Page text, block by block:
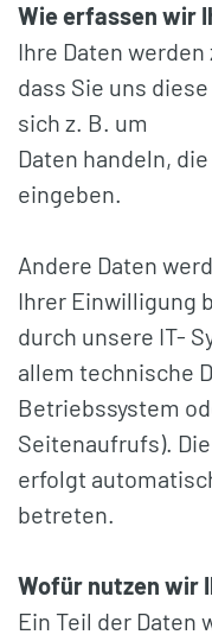
Wie erfassen wir
Ihre Daten
dass Sie uns
sich z. B. um
Daten handeln,
eingeben.
Andere Daten
Ihrer Einwilligung
durch unsere IT-
allem technische
Betriebssystem
Seitenaufrufs).
erfolgt
betreten.
Wofür nutzen wir
Ein Teil der Daten